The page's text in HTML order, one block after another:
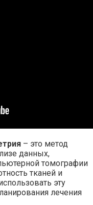
– это метод
данных,
томографии
тканей и
эту
лечения